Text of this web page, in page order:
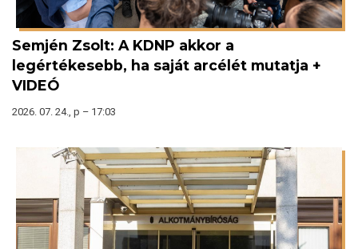
Semjén Zsolt: A KDNP akkor a
legértékesebb, ha saját arcélét mutatja +
VIDEÓ
2026. 07. 24., p – 17:03